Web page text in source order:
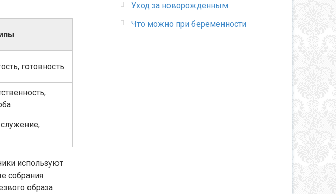
готовность
используют
собрания
образа
Уход за новорожденным
Что можно при беременности